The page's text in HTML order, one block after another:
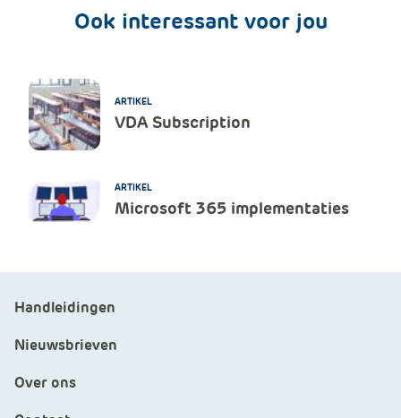
Ook interessant voor jou
ARTIKEL
VDA Subscription
ARTIKEL
Microsoft 365 implementaties
Handleidingen
Nieuwsbrieven
Over ons